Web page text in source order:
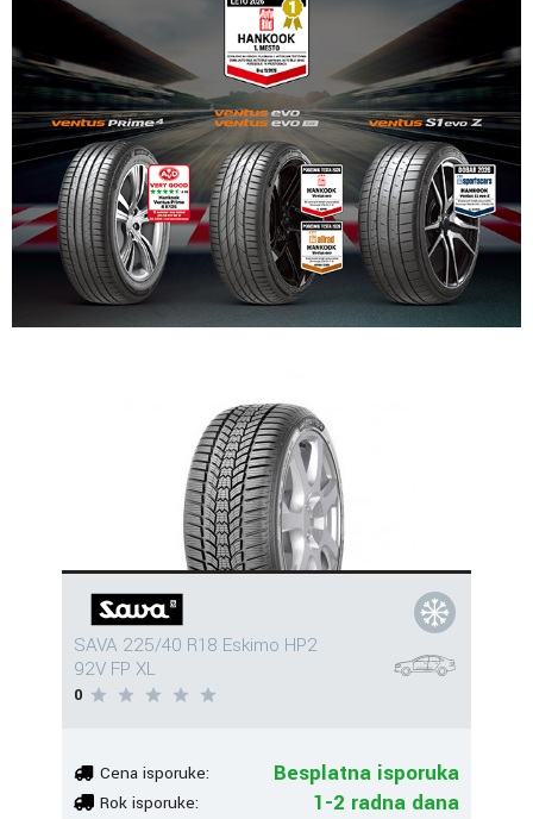
SAVA 225/40 R18 Eskimo HP2
92V FP XL
0
Cena isporuke: Besplatna isporuka
Rok isporuke: 1-2 radna dana